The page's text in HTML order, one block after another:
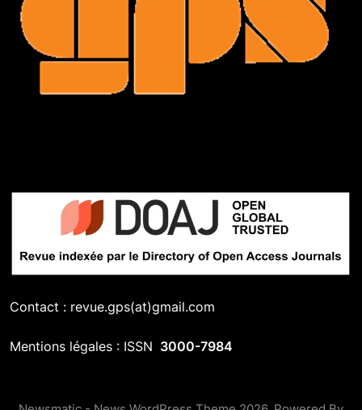
Contact : revue.gps(at)gmail.com
Mentions légales : ISSN 3000-7984